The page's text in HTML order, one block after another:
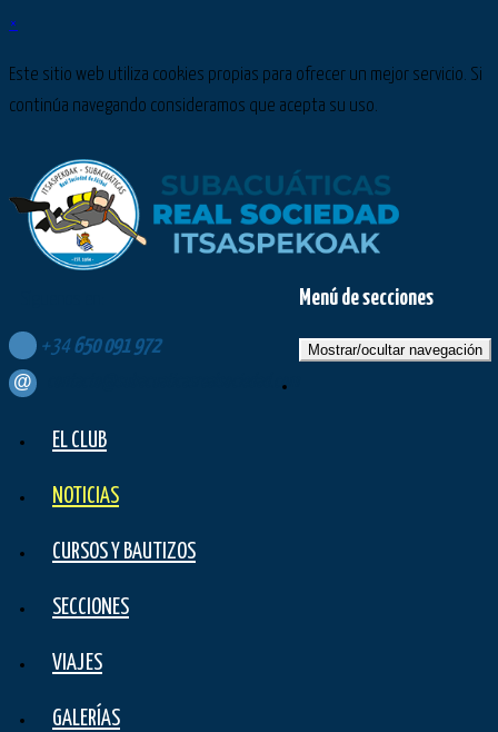
×
Este sitio web utiliza cookies propias para ofrecer un mejor servicio. Si
continúa navegando consideramos que acepta su uso.
+34 650 091 972
contacto@subacuaticasrealsociedad.com
Menú de secciones
Mostrar/ocultar navegación
EL CLUB
NOTICIAS
CURSOS Y BAUTIZOS
SECCIONES
VIAJES
GALERÍAS